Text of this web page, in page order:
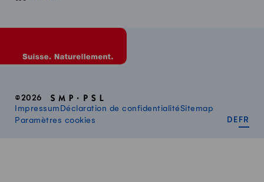
©2026
Impressum Déclaration de confidentialitéSitemap
Paramètres cookies
DE FR